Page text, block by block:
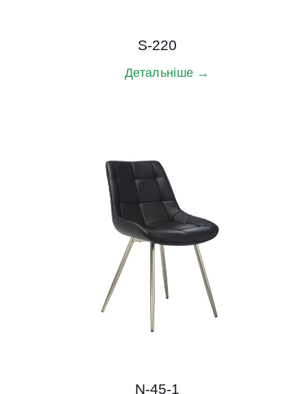
S-220
Детальніше →
N-45-1